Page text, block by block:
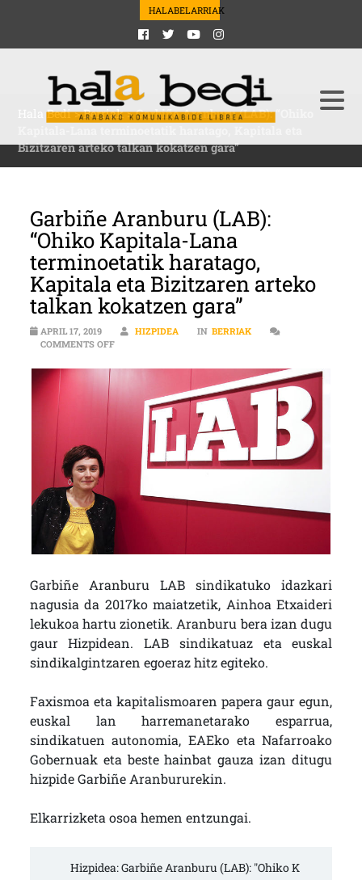
HALABELARRIAK
Hala Bedi>Berriak>Garbiñe Aranburu (LAB): “Ohiko
Bizitzaren arteko talkan kokatzen gara”
Garbiñe Aranburu (LAB):
“Ohiko Kapitala-Lana
terminoetatik haratago,
Kapitala eta Bizitzaren arteko
talkan kokatzen gara”
APRIL 17, 2019 HIZPIDEA IN BERRIAK
COMMENTS OFFON GARBIÑE ARANBURU (LAB): “OHIKO KAPITALA-
Garbiñe Aranburu LAB sindikatuko idazkari
nagusia da 2017ko maiatzetik, Ainhoa Etxaideri
lekukoa hartu zionetik. Aranburu bera izan dugu
gaur Hizpidean. LAB sindikatuaz eta euskal
sindikalgintzaren egoeraz hitz egiteko.
Faxismoa eta kapitalismoaren papera gaur egun,
euskal lan harremanetarako esparrua,
sindikatuen autonomia, EAEko eta Nafarroako
Gobernuak eta beste hainbat gauza izan ditugu
hizpide Garbiñe Aranbururekin.
Elkarrizketa osoa hemen entzungai.
Hizpidea: Garbiñe Aranburu (LAB): "Ohiko K